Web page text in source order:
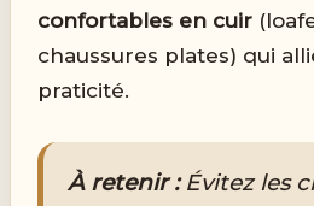
confortables en cuir
chaussures plates) qui
praticité.
À retenir :Évitez les